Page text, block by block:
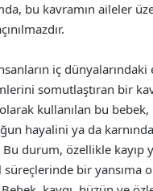
bu kavramın aileler
iç dünyalarındaki
somutlaştıran bir
kullanılan bu bebek,
hayalini ya da
Bu durum, özellikle kayıp
süreçlerinde bir yansıma